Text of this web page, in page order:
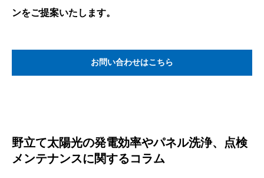
ンをご提案いたします。
お問い合わせはこちら
野立て太陽光の発電効率やパネル洗浄、点検
メンテナンスに関するコラム